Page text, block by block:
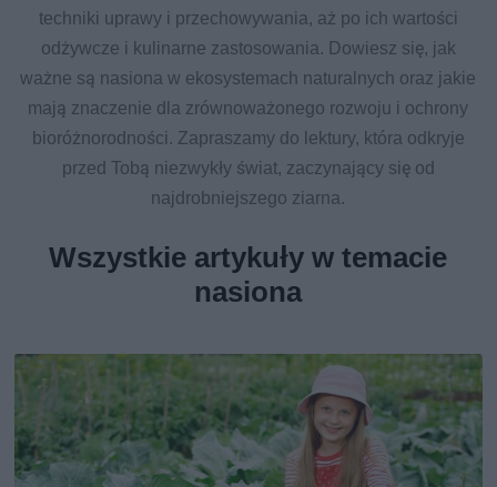
techniki uprawy i przechowywania, aż po ich wartości
odżywcze i kulinarne zastosowania. Dowiesz się, jak
ważne są nasiona w ekosystemach naturalnych oraz jakie
mają znaczenie dla zrównoważonego rozwoju i ochrony
bioróżnorodności. Zapraszamy do lektury, która odkryje
przed Tobą niezwykły świat, zaczynający się od
najdrobniejszego ziarna.
Wszystkie artykuły w temacie
nasiona